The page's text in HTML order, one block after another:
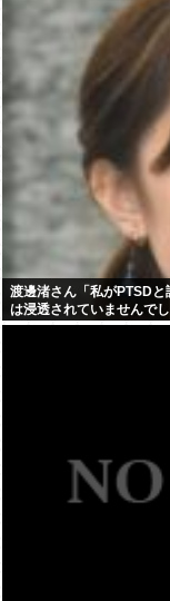
渡邊渚さん「私がPTSD
は浸透されていませんでし